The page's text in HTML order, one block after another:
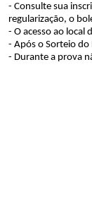
- Consulte sua
regularização, o
- O acesso ao local
- Após o Sorteio do
- Durante a prova